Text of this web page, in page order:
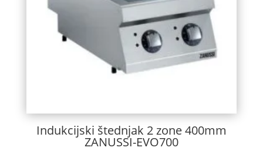
Indukcijski štednjak 2 zone 400mm
ZANUSSI-EVO700